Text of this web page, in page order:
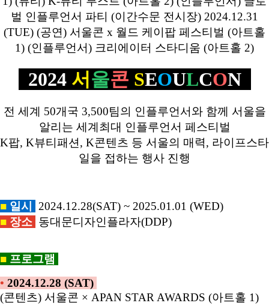
2024 서울콘 SEOULCON
전 세계 50개국 3,500팀의 인플루언서와 함께 서울을
알리는 세계최대 인플루언서 페스티벌
K팝, K뷰티패션, K콘텐츠 등 서울의 매력, 라이프스타
일을 접하는 행사 진행
■ 일시
2024.12.28(SAT) ~ 2025.01.01 (WED)
■ 장소 동대문디자인플라자(DDP)
■ 프로그램
• 2024.12.28 (SAT)
(콘텐츠) 서울콘 × APAN STAR AWARDS (아트홀 1)